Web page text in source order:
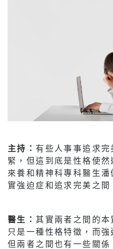
主持：有些人事事追求
緊，但這到底是性格使
來養和精神科專科醫生
實強迫症和追求完美之間
醫生：其實兩者之間的
只是一種性格特徵，而強
但兩者之間也有一些關係